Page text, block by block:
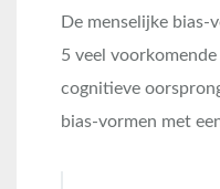
De menselijke bias-
5 veel
cognitieve
bias-vormen met